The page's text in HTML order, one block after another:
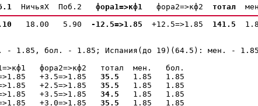
НичьяX  Поб.2 фора1=>кф1
  фора2=>кф2
тотал
  18.00   5.90
-12.5=>1.85 +12.5=>1.85 141.5
- 1.85, бол. - 1.85; Испания(до 19)(64.5): мен. -
фора2=>кф2   тотал  мен.   бол.
+3.5=>1.85
35.5
   1.85   1.85
+2.5=>1.85
35.5
   1.85   1.85
+3.5=>1.85
34.5
   1.85   1.85
+3.0=>1.85
35.5